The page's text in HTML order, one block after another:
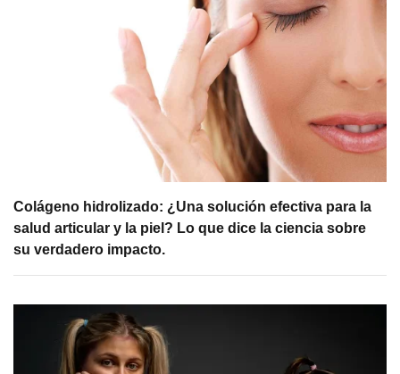
Colágeno hidrolizado: ¿Una solución efectiva para la
salud articular y la piel? Lo que dice la ciencia sobre
su verdadero impacto.